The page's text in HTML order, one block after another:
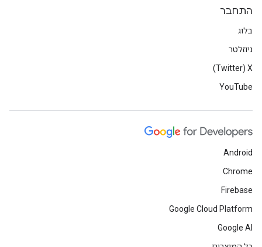
התחבר
בלוג
ניוזלטר
X‏ (Twitter)
YouTube
Android
Chrome
Firebase
Google Cloud Platform
Google AI